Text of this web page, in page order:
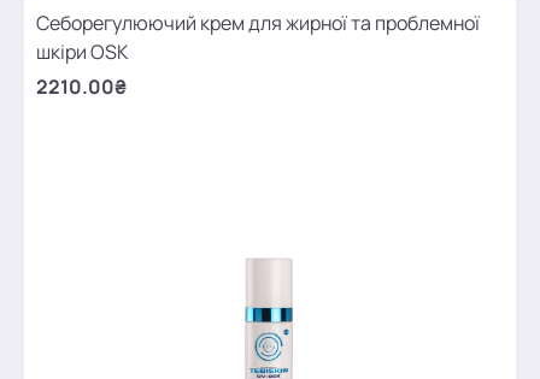
Себорегулюючий крем для жирної та проблемної
шкіри OSK
2210.00₴